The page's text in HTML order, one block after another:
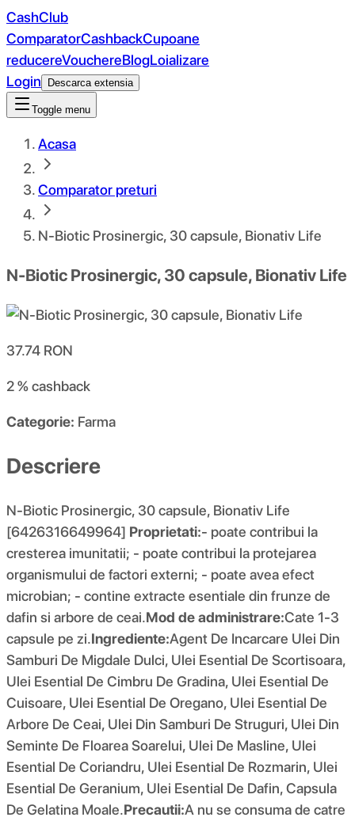
CashClub
ComparatorCashbackCupoane
reducereVouchereBlogLoializare
Login
Descarca extensia
Toggle menu
Acasa
Comparator preturi
N-Biotic Prosinergic, 30 capsule, Bionativ Life
N-Biotic Prosinergic, 30 capsule, Bionativ Life
37.74 RON
2 %cashback
Categorie: Farma
Descriere
N-Biotic Prosinergic, 30 capsule, Bionativ Life
[6426316649964] Proprietati:- poate contribui la
cresterea imunitatii; - poate contribui la protejarea
organismului de factori externi; - poate avea efect
microbian; - contine extracte esentiale din frunze de
dafin si arbore de ceai.Mod de administrare:Cate 1-3
capsule pe zi.Ingrediente:Agent De Incarcare Ulei Din
Samburi De Migdale Dulci, Ulei Esential De Scortisoara,
Ulei Esential De Cimbru De Gradina, Ulei Esential De
Cuisoare, Ulei Esential De Oregano, Ulei Esential De
Arbore De Ceai, Ulei Din Samburi De Struguri, Ulei Din
Seminte De Floarea Soarelui, Ulei De Masline, Ulei
Esential De Coriandru, Ulei Esential De Rozmarin, Ulei
Esential De Geranium, Ulei Esential De Dafin, Capsula
De Gelatina Moale.Precautii:A nu se consuma de catre